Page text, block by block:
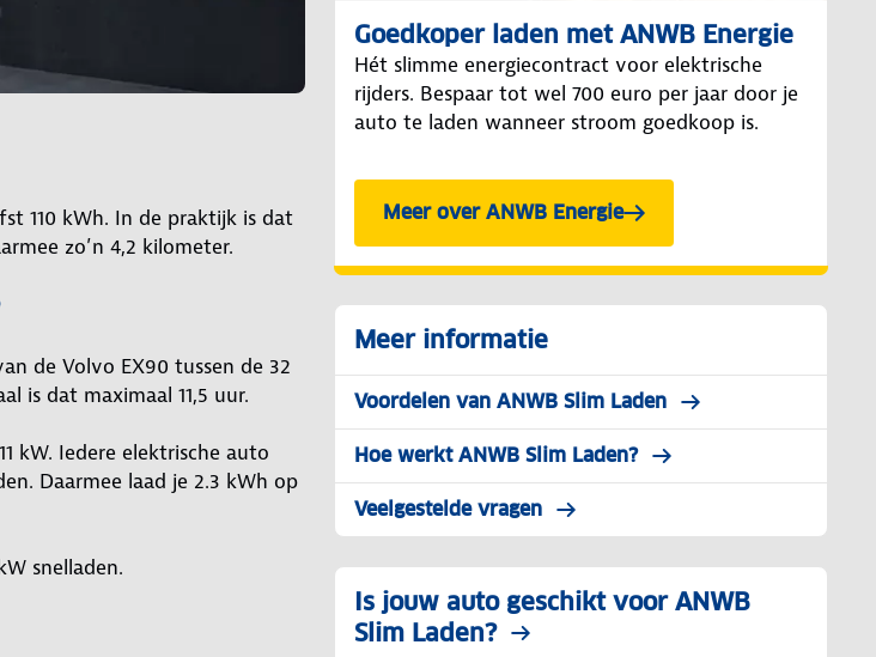
110 kWh. In de praktijk is dat
zo’n 4,2 kilometer.
de Volvo EX90 tussen de 32
is dat maximaal 11,5 uur.
kW. Iedere elektrische auto
Daarmee laad je 2.3 kWh op
snelladen.
Goedkoper laden met ANWB Energie
Hét slimme energiecontract voor elektrische
rijders. Bespaar tot wel 700 euro per jaar door je
auto te laden wanneer stroom goedkoop is.
Meer over ANWB Energie
Meer informatie
Voordelen van ANWB Slim Laden
Hoe werkt ANWB Slim Laden?
Veelgestelde vragen
Is jouw auto geschikt voor ANWB
Slim Laden?